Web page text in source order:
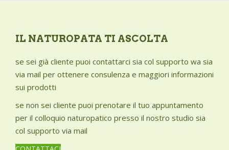
IL NATUROPATA TI ASCOLTA
se sei già cliente puoi contattarci sia col supporto wa sia
via mail per ottenere consulenza e maggiori informazioni
sui prodotti
se non sei cliente puoi prenotare il tuo appuntamento
per il colloquio naturopatico presso il nostro studio sia
col supporto via mail